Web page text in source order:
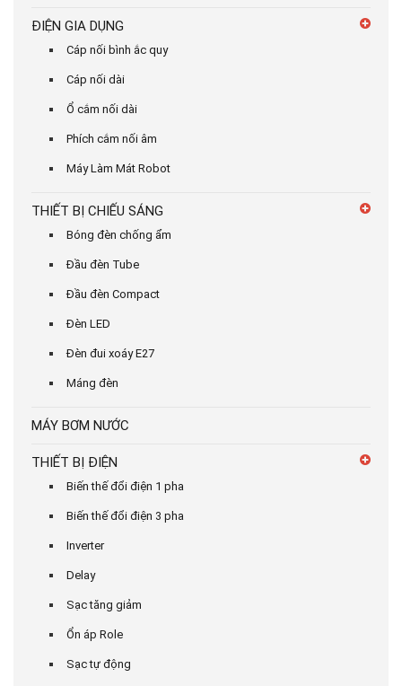
ĐIỆN GIA DỤNG
Cáp nối bình ắc quy
Cáp nối dài
Ổ cắm nối dài
Phích cắm nối âm
Máy Làm Mát Robot
THIẾT BỊ CHIẾU SÁNG
Bóng đèn chống ẩm
Đầu đèn Tube
Đầu đèn Compact
Đèn LED
Đèn đui xoáy E27
Máng đèn
MÁY BƠM NƯỚC
THIẾT BỊ ĐIỆN
Biến thế đổi điện 1 pha
Biến thế đổi điện 3 pha
Inverter
Delay
Sạc tăng giảm
Ổn áp Role
Sạc tự động